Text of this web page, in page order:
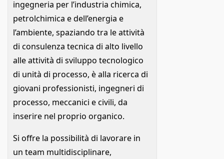
ingegneria per l’industria chimica,
petrolchimica e dell’energia e
l’ambiente, spaziando tra le attività
di consulenza tecnica di alto livello
alle attività di sviluppo tecnologico
di unità di processo, è alla ricerca di
giovani professionisti, ingegneri di
processo, meccanici e civili, da
inserire nel proprio organico.
Si offre la possibilità di lavorare in
un team multidisciplinare,